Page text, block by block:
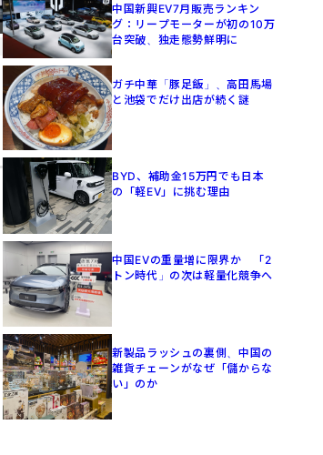
中国新興EV7月販売ランキン
グ：リープモーターが初の10万
台突破、独走態勢鮮明に
ガチ中華「豚足飯」、高田馬場
と池袋でだけ出店が続く謎
BYD、補助金15万円でも日本
の「軽EV」に挑む理由
中国EVの重量増に限界か 「2
トン時代」の次は軽量化競争へ
新製品ラッシュの裏側、中国の
雑貨チェーンがなぜ「儲からな
い」のか